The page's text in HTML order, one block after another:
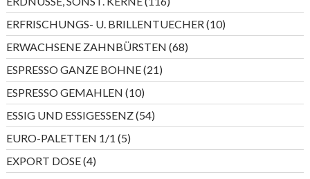
Produkte
ERFRISCHUNGS- U. BRILLENTUECHER 1010
Produkte
ERWACHSENE ZAHNBÜRSTEN 6868
Produkte
ESPRESSO GANZE BOHNE 2121
Produkte
ESPRESSO GEMAHLEN 1010
Produkte
ESSIG UND ESSIGESSENZ 5454
Produkte
EURO-PALETTEN 1/1 55
Produkte
EXPORT DOSE 44
Produkte